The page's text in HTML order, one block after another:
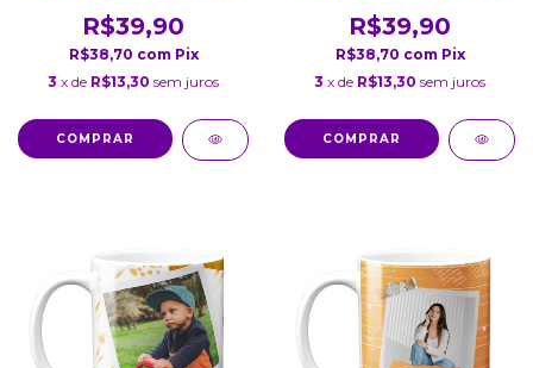
R$39,90
R$38,70 com Pix
3 x de R$13,30 sem juros
COMPRAR
R$39,90
R$38,70 com Pix
3 x de R$13,30 sem juros
COMPRAR